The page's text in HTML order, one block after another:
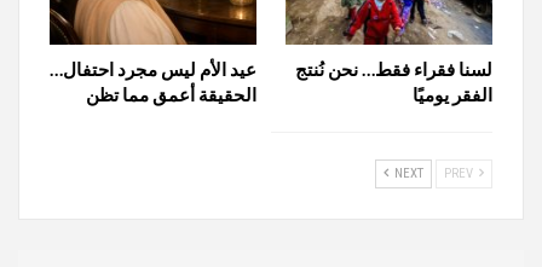
لسنا فقراء فقط… نحن نُنتج
الفقر يوميًا
عيد الأم ليس مجرد احتفال…
الحقيقة أعمق مما تظن
NEXT